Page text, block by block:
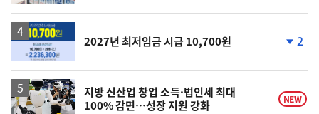
2027년 최저임금 시급 10,700원
락
2
지방 신산업 창업 소득·법인세 최대
100% 감면…성장 지원 강화
NEW